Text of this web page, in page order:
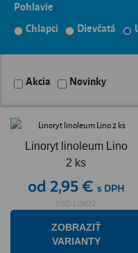
Pohlavie
Chlapci
Dievčatá
Akcia Novinky
Linoryt linoleum Lino
2 ks
od 2,95 € s DPH
ESD.LINO2
ZOBRAZIŤ
VARIANTY